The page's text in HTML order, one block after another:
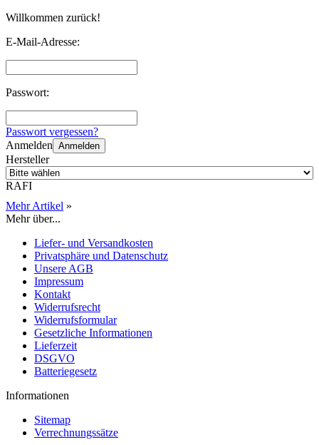
Willkommen zurück!
E-Mail-Adresse:
Passwort:
Passwort vergessen?
Anmelden Anmelden
Hersteller
RAFI
Mehr Artikel »
Mehr über...
Liefer- und Versandkosten
Privatsphäre und Datenschutz
Unsere AGB
Impressum
Kontakt
Widerrufsrecht
Widerrufsformular
Gesetzliche Informationen
Lieferzeit
DSGVO
Batteriegesetz
Informationen
Sitemap
Verrechnungssätze